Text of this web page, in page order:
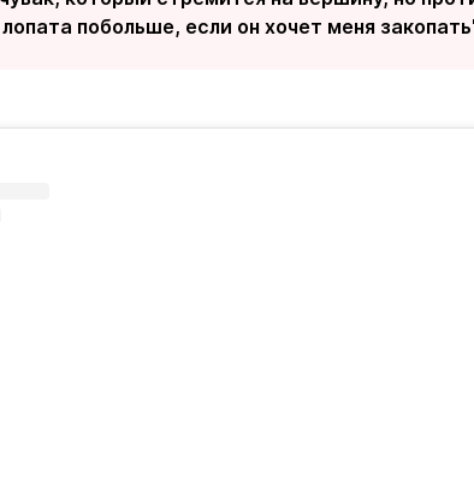
побольше, если он хочет меня